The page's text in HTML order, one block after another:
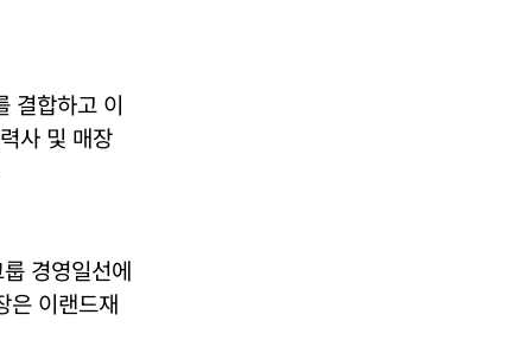
결합하고 이
사 및 매장
경영일선에
은 이랜드재